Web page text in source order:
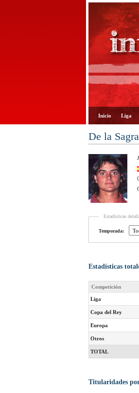
Inicio Liga
De la Sagra
Estadísticas
Temporada:
Estadísticas
Competición
Liga
Copa del Rey
Europa
Otros
TOTAL
Titularidades